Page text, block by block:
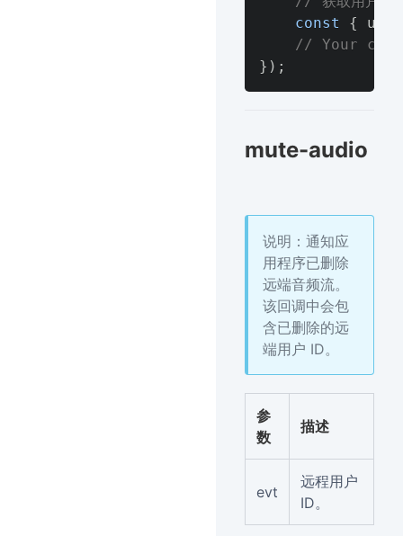
const
{
uid
// Your
} ) ;
mute-audio
说明：通知应
用程序已删除
远端音频流。
该回调中会包
含已删除的远
端用户 ID。
参
数
描述
evt
远程用户
ID。